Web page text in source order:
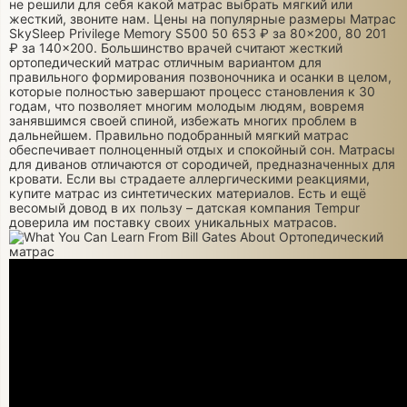
не решили для себя какой матрас выбрать мягкий или
жесткий, звоните нам. Цены на популярные размеры Матрас
SkySleep Privilege Memory S500 50 653 ₽ за 80×200, 80 201
₽ за 140×200. Большинство врачей считают жесткий
ортопедический матрас отличным вариантом для
правильного формирования позвоночника и осанки в целом,
которые полностью завершают процесс становления к 30
годам, что позволяет многим молодым людям, вовремя
занявшимся своей спиной, избежать многих проблем в
дальнейшем. Правильно подобранный мягкий матрас
обеспечивает полноценный отдых и спокойный сон. Матрасы
для диванов отличаются от сородичей, предназначенных для
кровати. Если вы страдаете аллергическими реакциями,
купите матрас из синтетических материалов. Есть и ещё
весомый довод в их пользу – датская компания Tempur
доверила им поставку своих уникальных матрасов.